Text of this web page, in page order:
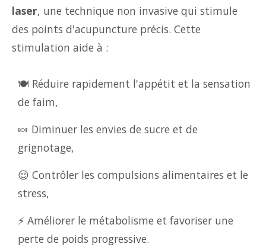
laser, une technique non invasive qui stimule
des points d'acupuncture précis. Cette
stimulation aide à :
🍽️ Réduire rapidement l'appétit et la sensation
de faim,
🍬 Diminuer les envies de sucre et de
grignotage,
😌 Contrôler les compulsions alimentaires et le
stress,
⚡ Améliorer le métabolisme et favoriser une
perte de poids progressive.